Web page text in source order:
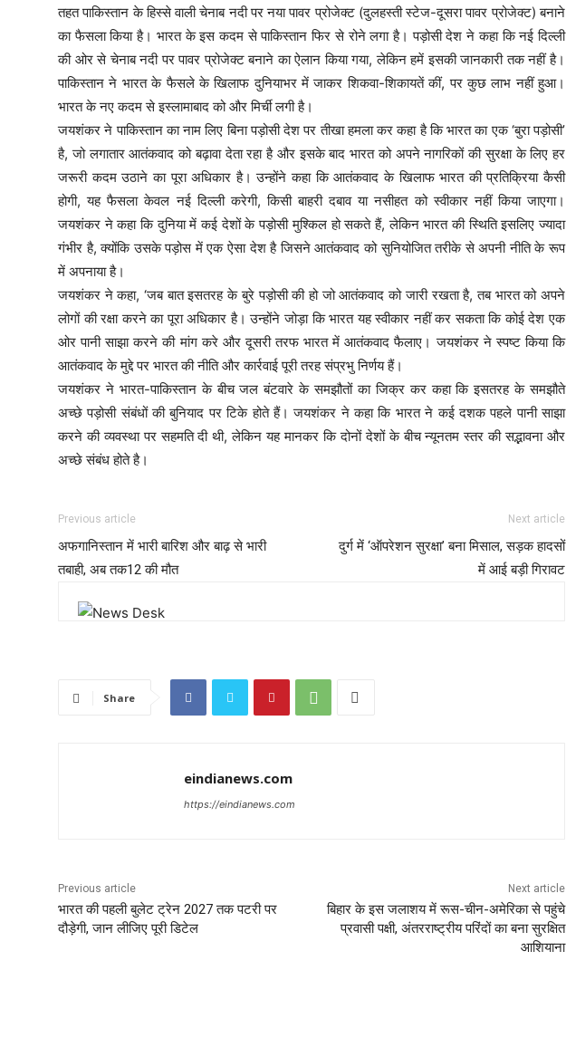
तहत पाकिस्‍तान के हिस्‍से वाली चेनाब नदी पर नया पावर प्रोजेक्‍ट (दुलहस्‍ती स्‍टेज-दूसरा पावर प्रोजेक्‍ट) बनाने
का फैसला किया है। भारत के इस कदम से पाकिस्‍तान फिर से रोने लगा है। पड़ोसी देश ने कहा कि नई दिल्‍ली
की ओर से चेनाब नदी पर पावर प्रोजेक्‍ट बनाने का ऐलान किया गया, लेकिन हमें इसकी जानकारी तक नहीं है।
पाकिस्‍तान ने भारत के फैसले के खिलाफ दुनियाभर में जाकर शिकवा-शिकायतें कीं, पर कुछ लाभ नहीं हुआ।
भारत के नए कदम से इस्‍लामाबाद को और मिर्ची लगी है।
जयशंकर ने पाकिस्तान का नाम लिए बिना पड़ोसी देश पर तीखा हमला कर कहा है कि भारत का एक ‘बुरा पड़ोसी’
है, जो लगातार आतंकवाद को बढ़ावा देता रहा है और इसके बाद भारत को अपने नागरिकों की सुरक्षा के लिए हर
जरूरी कदम उठाने का पूरा अधिकार है। उन्होंने कहा कि आतंकवाद के खिलाफ भारत की प्रतिक्रिया कैसी
होगी, यह फैसला केवल नई दिल्ली करेगी, किसी बाहरी दबाव या नसीहत को स्वीकार नहीं किया जाएगा।
जयशंकर ने कहा कि दुनिया में कई देशों के पड़ोसी मुश्किल हो सकते हैं, लेकिन भारत की स्थिति इसलिए ज्यादा
गंभीर है, क्योंकि उसके पड़ोस में एक ऐसा देश है जिसने आतंकवाद को सुनियोजित तरीके से अपनी नीति के रूप
में अपनाया है।
जयशंकर ने कहा, ‘जब बात इसतरह के बुरे पड़ोसी की हो जो आतंकवाद को जारी रखता है, तब भारत को अपने
लोगों की रक्षा करने का पूरा अधिकार है। उन्होंने जोड़ा कि भारत यह स्वीकार नहीं कर सकता कि कोई देश एक
ओर पानी साझा करने की मांग करे और दूसरी तरफ भारत में आतंकवाद फैलाए। जयशंकर ने स्पष्ट किया कि
आतंकवाद के मुद्दे पर भारत की नीति और कार्रवाई पूरी तरह संप्रभु निर्णय हैं।
जयशंकर ने भारत-पाकिस्तान के बीच जल बंटवारे के समझौतों का जिक्र कर कहा कि इसतरह के समझौते
अच्छे पड़ोसी संबंधों की बुनियाद पर टिके होते हैं। जयशंकर ने कहा कि भारत ने कई दशक पहले पानी साझा
करने की व्यवस्था पर सहमति दी थी, लेकिन यह मानकर कि दोनों देशों के बीच न्यूनतम स्तर की सद्भावना और
अच्छे संबंध होते है।
Previous article
अफगानिस्तान में भारी बारिश और बाढ़ से भारी
तबाही, अब तक12 की मौत
Next article
दुर्ग में ‘ऑपरेशन सुरक्षा’ बना मिसाल, सड़क हादसों
में आई बड़ी गिरावट
Share
eindianews.com
https://eindianews.com
Previous article
भारत की पहली बुलेट ट्रेन 2027 तक पटरी पर
दौड़ेगी, जान लीजिए पूरी डिटेल
Next article
बिहार के इस जलाशय में रूस-चीन-अमेरिका से पहुंचे
प्रवासी पक्षी, अंतरराष्ट्रीय परिंदों का बना सुरक्षित
आशियाना